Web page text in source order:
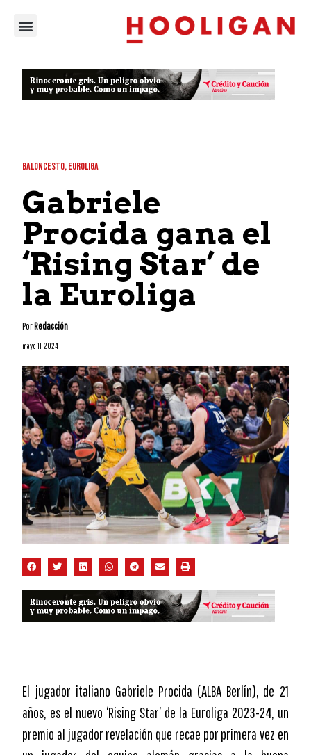
BALONCESTO,EUROLIGA
Gabriele
Procida gana el
‘Rising Star’ de
la Euroliga
PorRedacción
mayo 11, 2024
El jugador italiano Gabriele Procida (ALBA Berlín), de 21
años, es el nuevo ‘Rising Star’ de la Euroliga 2023-24, un
premio al jugador revelación que recae por primera vez en